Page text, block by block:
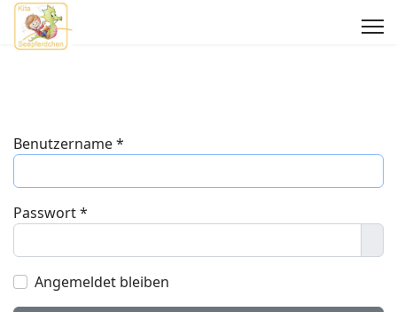
Benutzername*
Passwort*
Angemeldet bleiben